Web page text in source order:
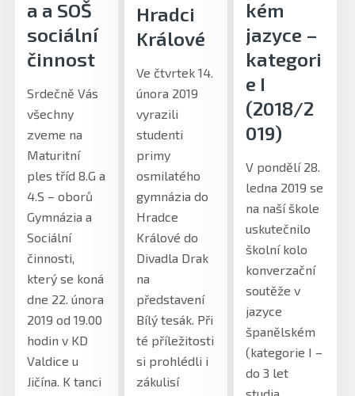
a a SOŠ
sociální
činnost
Srdečně Vás
všechny
zveme na
Maturitní
ples tříd 8.G a
4.S – oborů
Gymnázia a
Sociální
činnosti,
který se koná
dne 22. února
2019 od 19.00
hodin v KD
Valdice u
Jičína. K tanci
Hradci
Králové
Ve čtvrtek 14.
února 2019
vyrazili
studenti
primy
osmilatého
gymnázia do
Hradce
Králové do
Divadla Drak
na
představení
Bílý tesák. Při
té příležitosti
si prohlédli i
zákulisí
kém
jazyce –
kategori
e I
(2018/2
019)
V pondělí 28.
ledna 2019 se
na naší škole
uskutečnilo
školní kolo
konverzační
soutěže v
jazyce
španělském
(kategorie I –
do 3 let